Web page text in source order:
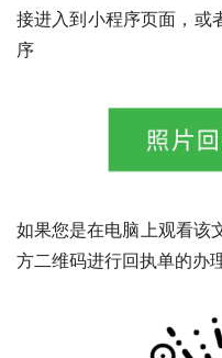
接进入到小程序页面，或
序
如果您是在电脑上观看该
方二维码进行回执单的办